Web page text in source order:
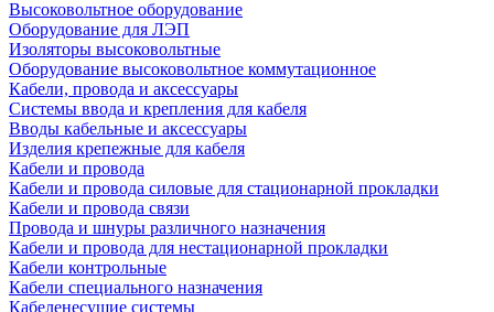
Высоковольтное оборудование
Оборудование для ЛЭП
Изоляторы высоковольтные
Оборудование высоковольтное коммутационное
Кабели, провода и аксессуары
Системы ввода и крепления для кабеля
Вводы кабельные и аксессуары
Изделия крепежные для кабеля
Кабели и провода
Кабели и провода силовые для стационарной прокладки
Кабели и провода связи
Провода и шнуры различного назначения
Кабели и провода для нестационарной прокладки
Кабели контрольные
Кабели специального назначения
Кабеленесущие системы